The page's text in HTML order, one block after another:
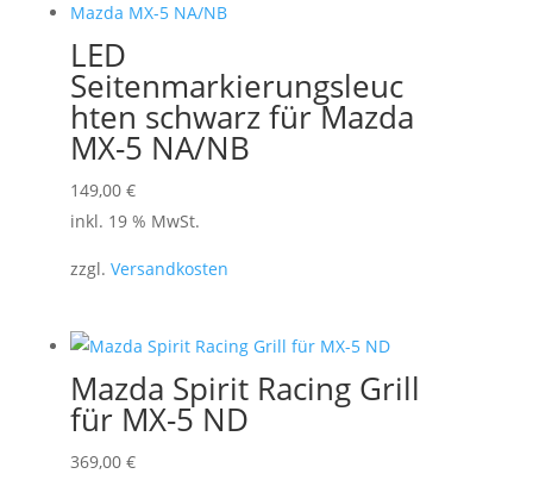
LED
Seitenmarkierungsleuc
hten schwarz für Mazda
MX-5 NA/NB
149,00 €
inkl. 19 % MwSt.
zzgl. Versandkosten
Mazda Spirit Racing Grill
für MX-5 ND
369,00 €